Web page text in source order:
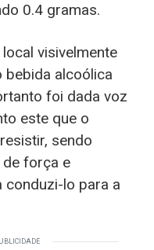
0.4 gramas.
visivelmente
bebida alcoólica
foi dada voz
este que o
sendo
força e
conduzi-lo para a